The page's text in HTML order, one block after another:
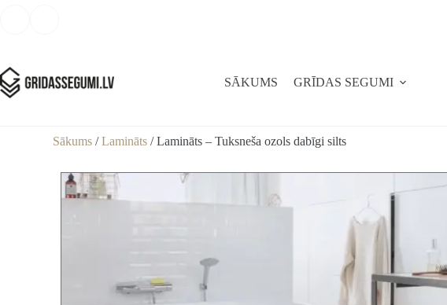
SĀKUMS GRĪDAS SEGUMI
Sākums /Lamināts / Lamināts – Tuksneša ozols dabīgi silts